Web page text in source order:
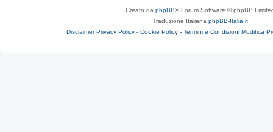
Creato da phpBB® Forum Software © phpBB
Traduzione Italiana phpBB-Italia.it
Disclaimer Privacy Policy - Cookie Policy - Termini e Condizioni Modifica